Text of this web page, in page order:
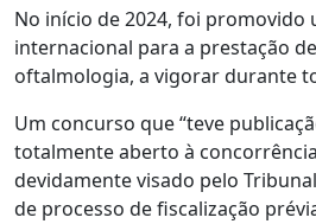
No início de 2024, foi promovido
internacional para a prestação
oftalmologia, a vigorar durante
Um concurso que “teve
totalmente aberto à
devidamente visado pelo
de processo de fiscalização